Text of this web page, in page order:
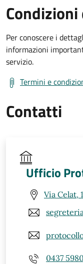
Per conoscere i
informazioni
servizio.
Termini e
Contatti
Ufficio
Via Celat,
0437